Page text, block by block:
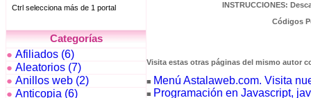
Categorías
● Afiliados (6)
● Aleatorios (7)
● Anillos web (2)
● Anticopia (6)
INSTRUCCIONES:
Códigos
Visita estas otras páginas del mismo autor
■ Menú Astalaweb.com. Visita
■ Programación en Javascript,